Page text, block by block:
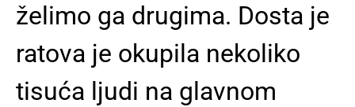
želimo ga drugima. Dosta je
ratova je okupila nekoliko
tisuća ljudi na glavnom